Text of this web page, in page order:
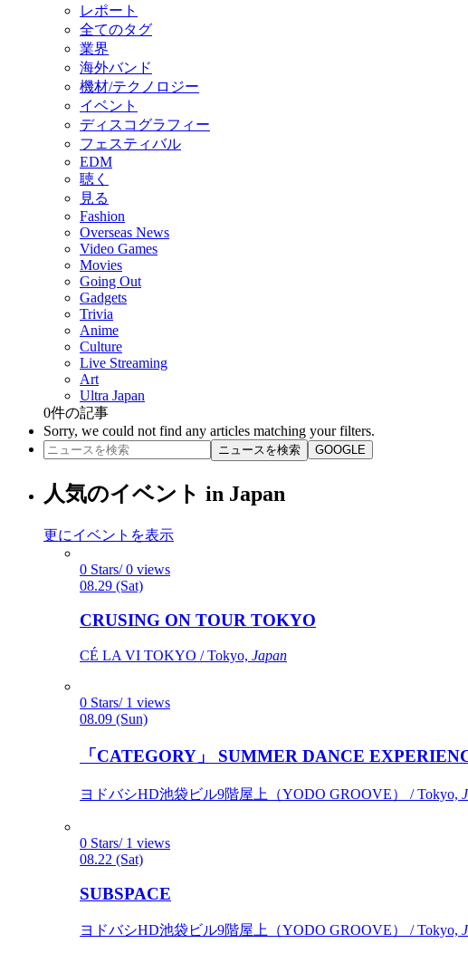
レポート
全てのタグ
業界
海外バンド
機材/テクノロジー
イベント
ディスコグラフィー
フェスティバル
EDM
聴く
見る
Fashion
Overseas News
Video Games
Movies
Going Out
Gadgets
Trivia
Anime
Culture
Live Streaming
Art
Ultra Japan
0件の記事
Sorry, we could not find any articles matching your filters.
ニュースを検索 GOOGLE
人気のイベント in Japan
更にイベントを表示
0 Stars/ 0 views
08.29 (Sat)
CRUSING ON TOUR TOKYO
CÉ LA VI TOKYO / Tokyo, Japan
0 Stars/ 1 views
08.09 (Sun)
「CATEGORY」 SUMMER DANCE
ヨドバシHD池袋ビル9階屋上（YODO GROOVE） / Tokyo,
0 Stars/ 1 views
08.22 (Sat)
SUBSPACE
ヨドバシHD池袋ビル9階屋上（YODO GROOVE） / Tokyo,